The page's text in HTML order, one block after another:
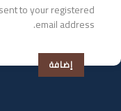
to your registered
email address.